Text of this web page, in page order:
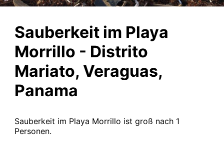
Sauberkeit im Playa
Morrillo - Distrito
Mariato, Veraguas,
Panama
Sauberkeit im Playa Morrillo ist groß nach 1
Personen.